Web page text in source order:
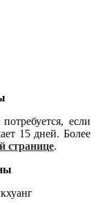
если
15 дней. Более
странице.